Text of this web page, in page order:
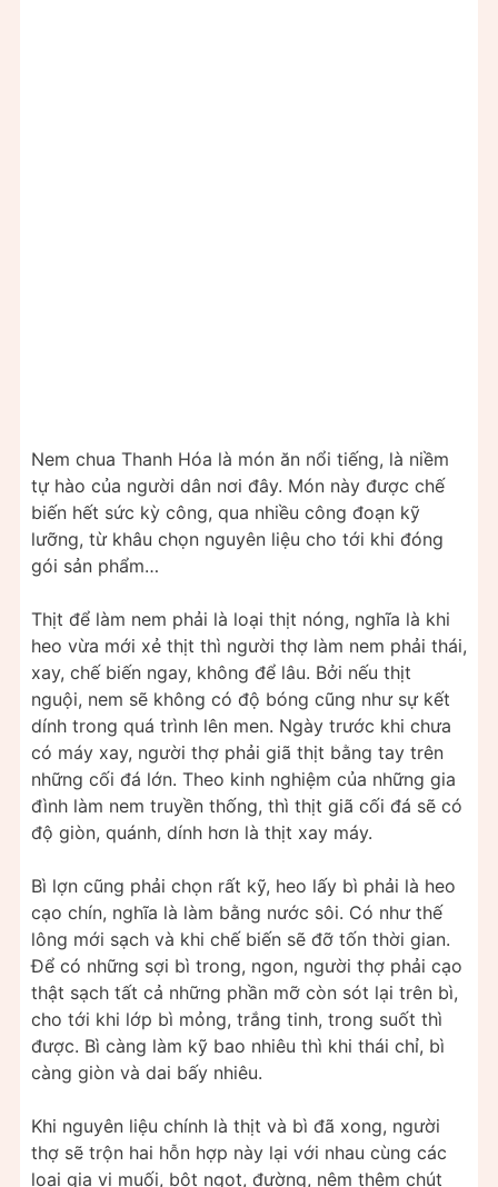
Nem chua Thanh Hóa là món ăn nổi tiếng, là niềm
tự hào của người dân nơi đây. Món này được chế
biến hết sức kỳ công, qua nhiều công đoạn kỹ
lưỡng, từ khâu chọn nguyên liệu cho tới khi đóng
gói sản phẩm…
Thịt để làm nem phải là loại thịt nóng, nghĩa là khi
heo vừa mới xẻ thịt thì người thợ làm nem phải thái,
xay, chế biến ngay, không để lâu. Bởi nếu thịt
nguội, nem sẽ không có độ bóng cũng như sự kết
dính trong quá trình lên men. Ngày trước khi chưa
có máy xay, người thợ phải giã thịt bằng tay trên
những cối đá lớn. Theo kinh nghiệm của những gia
đình làm nem truyền thống, thì thịt giã cối đá sẽ có
độ giòn, quánh, dính hơn là thịt xay máy.
Bì lợn cũng phải chọn rất kỹ, heo lấy bì phải là heo
cạo chín, nghĩa là làm bằng nước sôi. Có như thế
lông mới sạch và khi chế biến sẽ đỡ tốn thời gian.
Để có những sợi bì trong, ngon, người thợ phải cạo
thật sạch tất cả những phần mỡ còn sót lại trên bì,
cho tới khi lớp bì mỏng, trắng tinh, trong suốt thì
được. Bì càng làm kỹ bao nhiêu thì khi thái chỉ, bì
càng giòn và dai bấy nhiêu.
Khi nguyên liệu chính là thịt và bì đã xong, người
thợ sẽ trộn hai hỗn hợp này lại với nhau cùng các
loại gia vị muối, bột ngọt, đường, nêm thêm chút